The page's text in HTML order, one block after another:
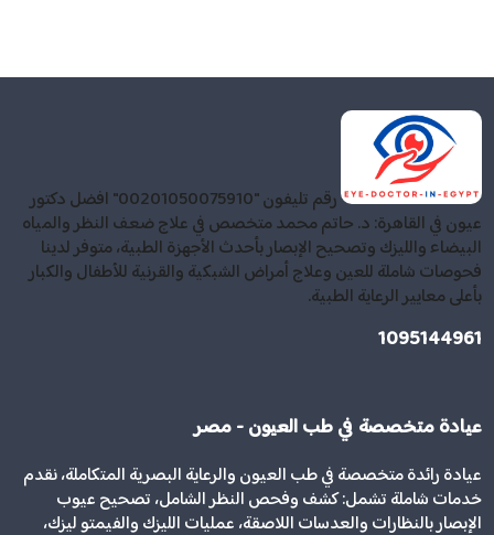
رقم تليفون "00201050075910" افضل دكتور
عيون في القاهرة: د. حاتم محمد متخصص في علاج ضعف النظر والمياه
البيضاء والليزك وتصحيح الإبصار بأحدث الأجهزة الطبية، متوفر لدينا
فحوصات شاملة للعين وعلاج أمراض الشبكية والقرنية للأطفال والكبار
بأعلى معايير الرعاية الطبية.
1095144961
عيادة متخصصة في طب العيون - مصر
عيادة رائدة متخصصة في طب العيون والرعاية البصرية المتكاملة، نقدم
خدمات شاملة تشمل: كشف وفحص النظر الشامل، تصحيح عيوب
الإبصار بالنظارات والعدسات اللاصقة، عمليات الليزك والفيمتو ليزك،